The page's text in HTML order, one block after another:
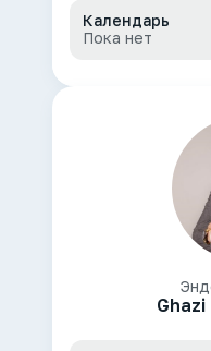
Календарь
Пока нет